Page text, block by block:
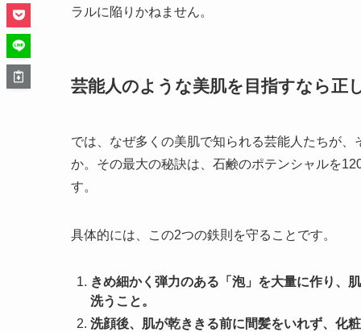
ラルに陥りかねません。
芸能人のような美肌を目指すなら正
では、なぜ多くの美肌で知られる芸能人たちが
か。その最大の秘訣は、石鹸のポテンシャルを
す。
具体的には、この2つの鉄則を守ることです。
きめ細かく弾力のある「泡」を大量に作り、
洗うこと。
洗顔後、肌が乾ききる前に間髪をいれず、化